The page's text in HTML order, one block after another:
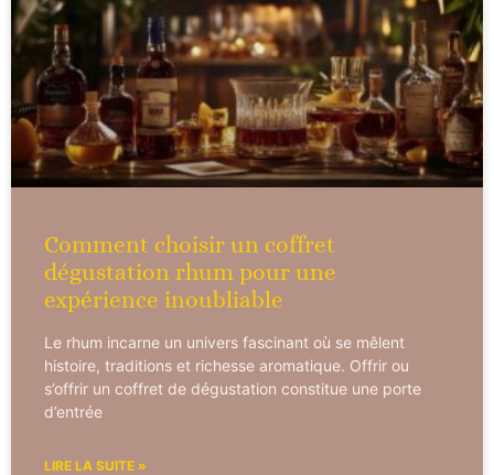
Comment choisir un coffret
dégustation rhum pour une
expérience inoubliable
Le rhum incarne un univers fascinant où se mêlent
histoire, traditions et richesse aromatique. Offrir ou
s’offrir un coffret de dégustation constitue une porte
d’entrée
LIRE LA SUITE »